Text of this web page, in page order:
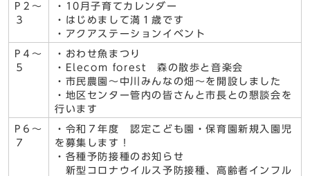
P２～
３
・10月子育てカレンダー
・はじめまして満１歳です
・アクアステーションイベント
P４～
５
・おわせ魚まつり
・Elecom forest 森の散歩と音楽会
・市民農園～中川みんなの畑～を開設しました
・地区センター管内の皆さんと市長との懇談会を
行います
P６～
７
・令和７年度 認定こども園・保育園新規入園児
を募集します！
・各種予防接種のお知らせ
新型コロナウイルス予防接種、高齢者インフル